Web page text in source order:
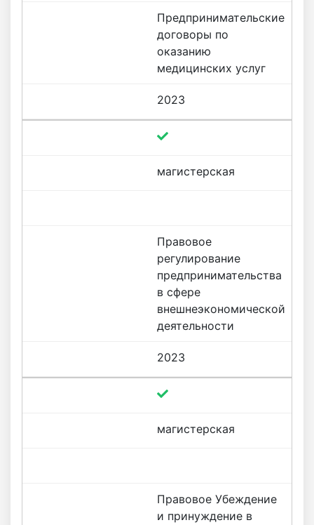
Предпринимательские
договоры по
оказанию
медицинских услуг
2023
магистерская
Правовое
регулирование
предпринимательства
в сфере
внешнеэкономической
деятельности
2023
магистерская
Правовое Убеждение
и принуждение в